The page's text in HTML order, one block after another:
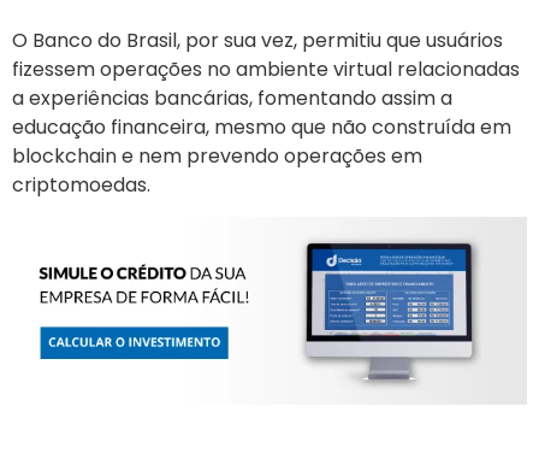
O Banco do Brasil, por sua vez, permitiu que usuários
fizessem operações no ambiente virtual relacionadas
a experiências bancárias, fomentando assim a
educação financeira, mesmo que não construída em
blockchain e nem prevendo operações em
criptomoedas.